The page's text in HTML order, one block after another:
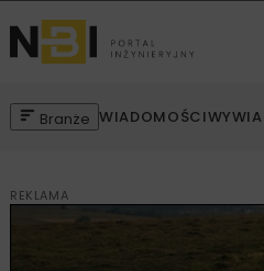
Branże WIADOMOŚCI
REKLAMA